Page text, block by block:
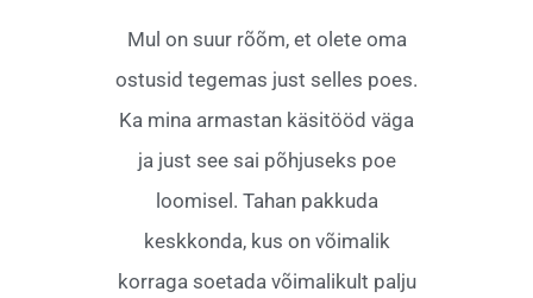
Mul on suur rõõm, et olete oma
ostusid tegemas just selles poes.
Ka mina armastan käsitööd väga
ja just see sai põhjuseks poe
loomisel. Tahan pakkuda
keskkonda, kus on võimalik
korraga soetada võimalikult palju